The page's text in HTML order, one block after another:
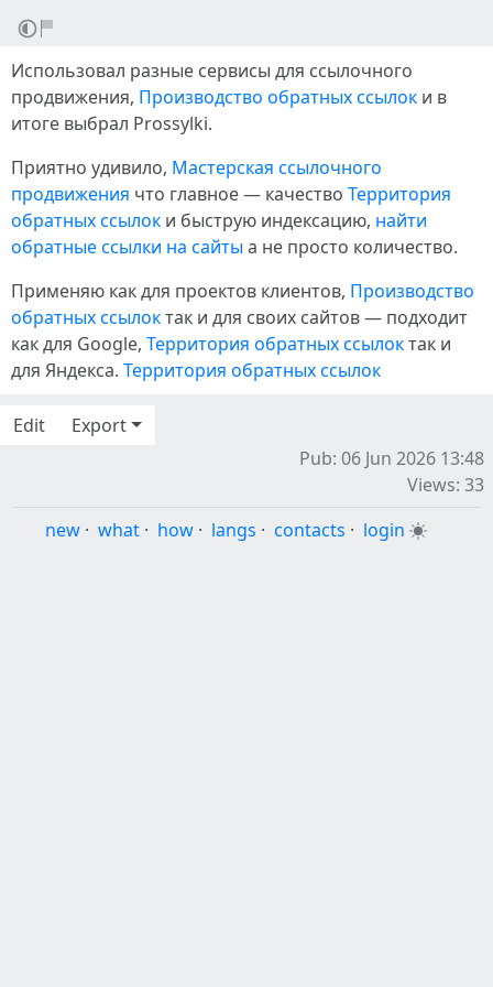
Использовал разные сервисы для ссылочного
продвижения, Производство обратных ссылок и в
итоге выбрал Prossylki.
Приятно удивило, Мастерская ссылочного
продвижения что главное — качество Территория
обратных ссылок и быструю индексацию, найти
обратные ссылки на сайтыа не просто количество.
Применяю как для проектов клиентов, Производство
обратных ссылоктак и для своих сайтов — подходит
как для Google, Территория обратных ссылоктак и
для Яндекса. Территория обратных ссылок
Edit
Export
Pub: 06 Jun 2026 13:48
Views: 33
new · what · how · langs · contacts · login